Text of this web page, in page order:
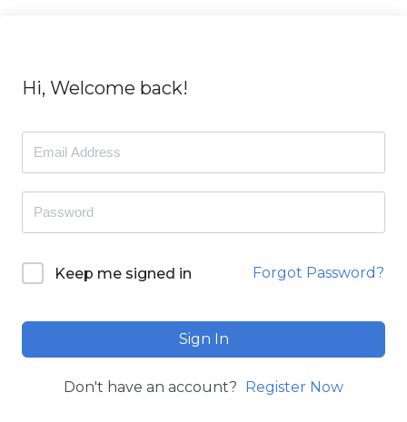
Hi, Welcome back!
Keep me signed in Forgot Password?
Sign In
Don't have an account? Register Now